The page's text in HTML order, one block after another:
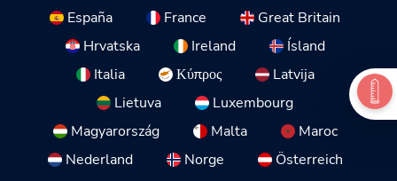
España
France
Great Britain
Hrvatska
Ireland
Ísland
Italia
Κύπρος
Latvija
Lietuva
Luxembourg
Magyarország
Malta
Maroc
Nederland
Norge
Österreich